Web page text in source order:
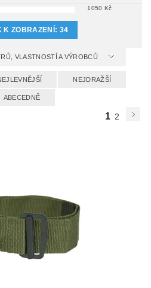
1050 Kč
K ZOBRAZENÍ: 34
VLASTNOSTÍ A VÝROBCŮ
NEJDRAŽŠÍ
ABECEDNĚ
1 2